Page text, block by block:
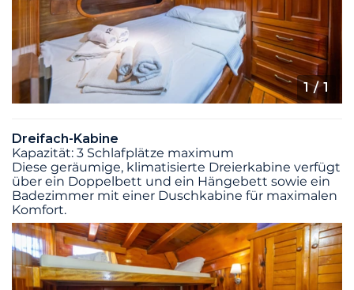
1/ 1
Dreifach-Kabine
Kapazität: 3 Schlafplätze maximum
Diese geräumige, klimatisierte Dreierkabine verfügt
über ein Doppelbett und ein Hängebett sowie ein
Badezimmer mit einer Duschkabine für maximalen
Komfort.